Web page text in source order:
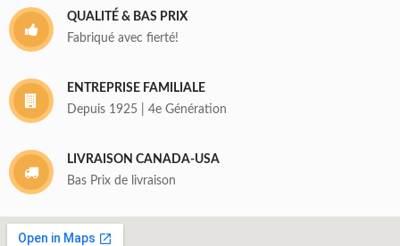
QUALITÉ & BAS PRIX
Fabriqué avec fierté!
ENTREPRISE FAMILIALE
Depuis 1925 | 4e Génération
LIVRAISON CANADA-USA
Bas Prix de livraison